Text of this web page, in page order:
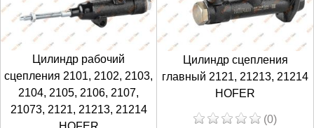
Цилиндр рабочий
сцепления 2101, 2102, 2103,
2104, 2105, 2106, 2107,
21073, 2121, 21213, 21214
Цилиндр сцепления
главный 2121, 21213, 21214
HOFER
(0)